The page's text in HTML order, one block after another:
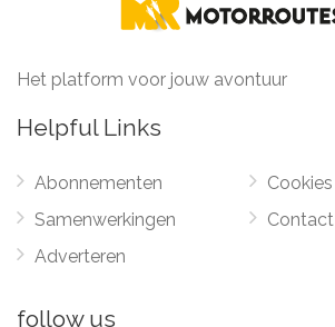
Het platform voor jouw avontuur
Helpful Links
Abonnementen
Samenwerkingen
Adverteren
Cookies
Contact
follow us